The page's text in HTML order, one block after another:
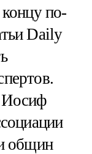
по-
Daily
Иосиф
общин